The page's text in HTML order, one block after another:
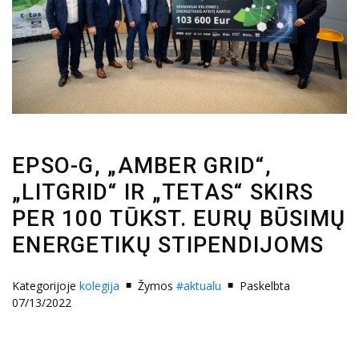
EPSO-G, „AMBER GRID“,
„LITGRID“ IR „TETAS“ SKIRS
PER 100 TŪKST. EURŲ BŪSIMŲ
ENERGETIKŲ STIPENDIJOMS
Kategorijoje kolegija Žymos #aktualu
Paskelbta
07/13/2022